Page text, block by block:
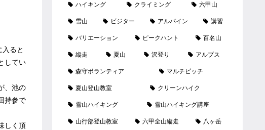
ると
してい
、池の
持参で
しく頂
ハイキング クライミング 六甲山
雪山 ビジター アルパイン 講習
バリエーション ピークハント 百名山
縦走 夏山 沢登り アルプス
森守ボランティア マルチピッチ
夏山登山教室 クリーンハイク
雪山ハイキング 雪山ハイキング講座
山行部登山教室 六甲全山縦走 八ヶ岳